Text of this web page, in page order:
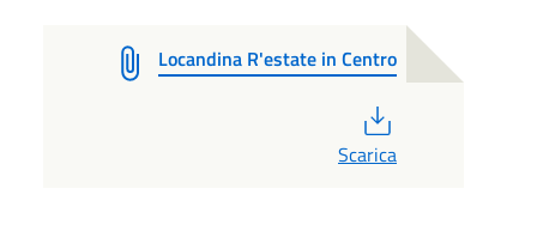
Locandina R'estate in Centro
Scarica